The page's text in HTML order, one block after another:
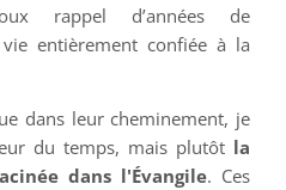
rappel d’années de
vie entièrement confiée à la
dans leur cheminement, je
du temps, mais plutôt la
dans l'Évangile. Ces